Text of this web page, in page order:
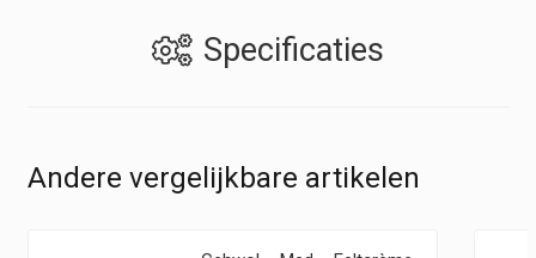
Specificaties
Andere vergelijkbare artikelen